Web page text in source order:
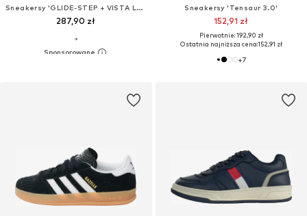
Sneakersy 'GLIDE-STEP + VISTA LANE'
287,90 zł
Sneakersy 'Tensaur 3.0'
152,91 zł
Pierwotnie: 192,90 zł
Ostatnia najniższa cena:152,91 zł
+7